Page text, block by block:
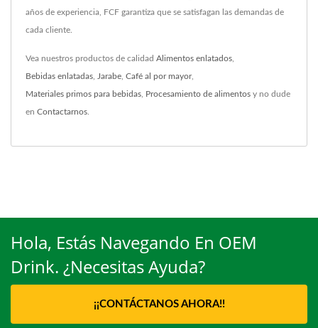
años de experiencia, FCF garantiza que se satisfagan las demandas de
cada cliente.
Vea nuestros productos de calidad Alimentos enlatados
Bebidas enlatadas Jarabe Café al por mayor,
Materiales primos para bebidas Procesamiento de alimentos y no dude
en Contactarnos
Hola, Estás Navegando En OEM
Drink. ¿Necesitas Ayuda?
¡¡CONTÁCTANOS AHORA!!